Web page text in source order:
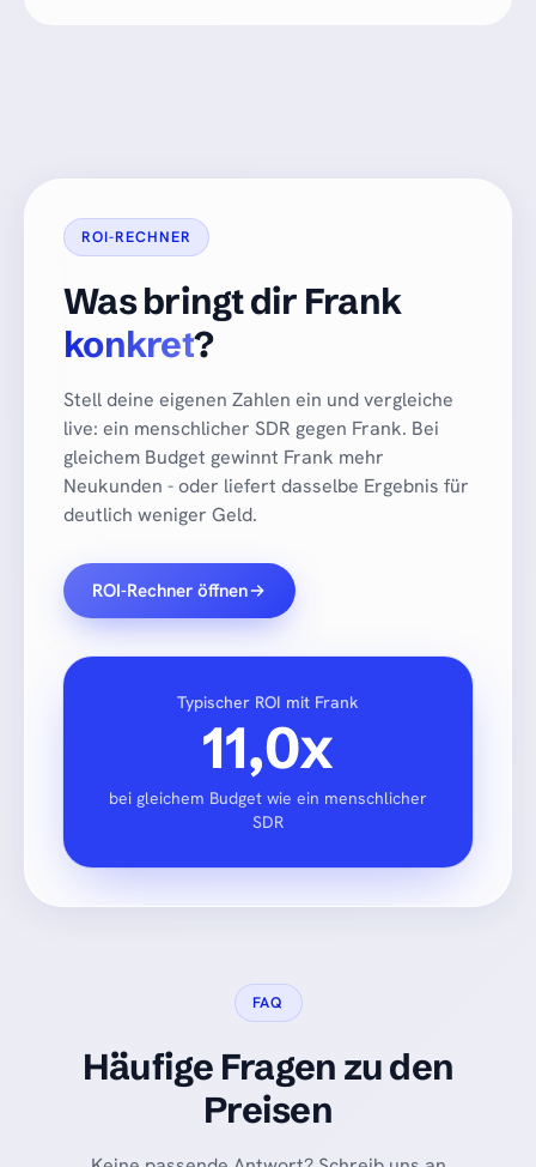
ROI-RECHNER
Was bringt dir Frank
konkret?
Stell deine eigenen Zahlen ein und vergleiche
live: ein menschlicher SDR gegen Frank. Bei
gleichem Budget gewinnt Frank mehr
Neukunden - oder liefert dasselbe Ergebnis für
deutlich weniger Geld.
ROI-Rechner öffnen
Typischer ROI mit Frank
11,0x
bei gleichem Budget wie ein menschlicher
SDR
FAQ
Häufige Fragen zu den
Preisen